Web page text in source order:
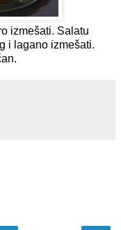
izmešati. Salatu
i lagano izmešati.